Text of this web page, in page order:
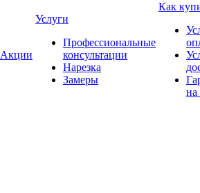
Акции
Услуги
Профессиональные
консультации
Нарезка
Замеры
Как
на